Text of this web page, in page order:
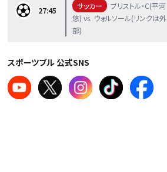
27:45 サッカー
ブリストル・C(平河
悠) vs. ウォルソール(リンクは外
部)
スポーツブル 公式SNS